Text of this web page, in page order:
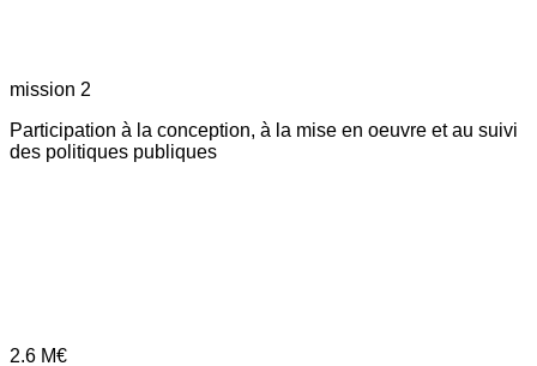
mission 2
Participation à la conception, à la mise en oeuvre et au suivi
des politiques publiques
2.6 M€